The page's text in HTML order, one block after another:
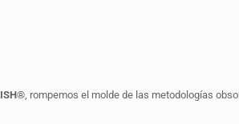
, rompemos el molde de las metodologías